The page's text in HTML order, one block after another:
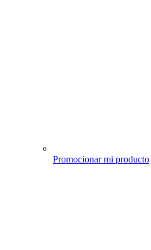
Promocionar mi producto